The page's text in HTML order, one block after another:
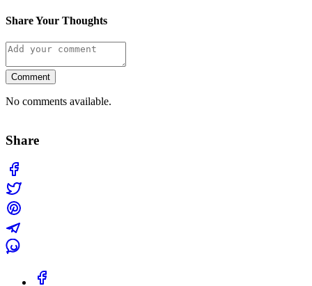
Share Your Thoughts
Comment
No comments available.
Share